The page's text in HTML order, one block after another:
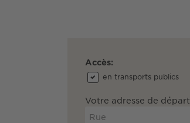
Accès:
en transports publics
Votre adresse de départ